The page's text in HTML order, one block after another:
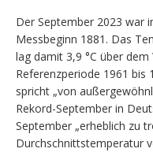
Der September 2023 war
Messbeginn 1881. Das
lag damit 3,9 °C über
Referenzperiode 1961 bis
spricht „von
Rekord-September in
September „erheblich zu
Durchschnittstemperatur